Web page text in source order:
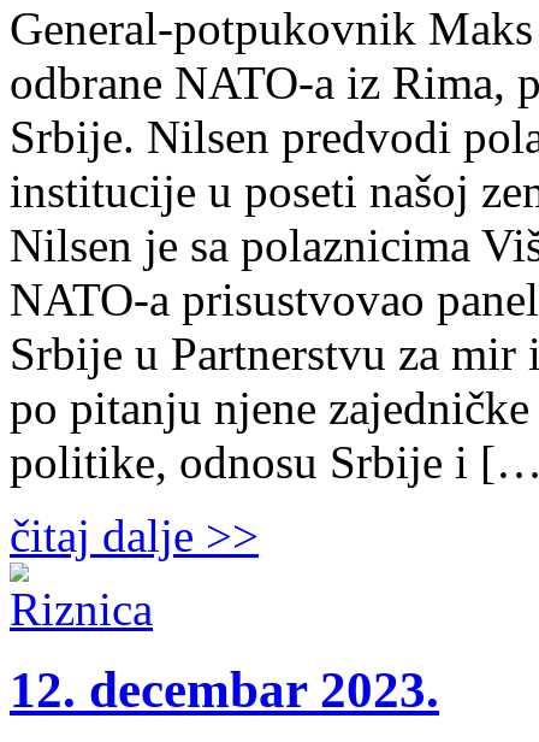
General-potpukovnik
odbrane NATO-a iz Rima,
Srbije. Nilsen predvodi
institucije u poseti našoj
Nilsen je sa polaznicima
NATO-a prisustvovao
Srbije u Partnerstvu za
po pitanju njene
politike, odnosu Srbije i
čitaj dalje >>
12. decembar 2023.